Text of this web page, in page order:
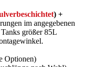
) +
im angegebenen
größer 85L
Optionen)